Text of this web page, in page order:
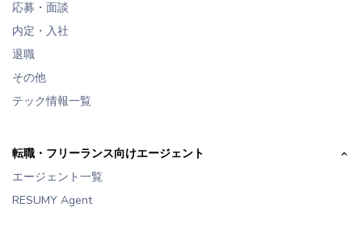
応募・面談
内定・入社
退職
その他
テック情報一覧
転職・フリーランス向けエージェント
エージェント一覧
RESUMY Agent